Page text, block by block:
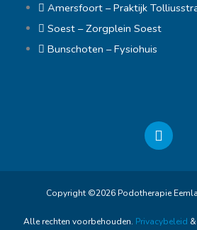
Amersfoort – Praktijk
Soest – Zorgplein Soest
Bunschoten – Fysiohuis
F
a
b
o
Copyright ©2026 Podotherapie
Alle rechten voorbehouden. Privacybeleid &